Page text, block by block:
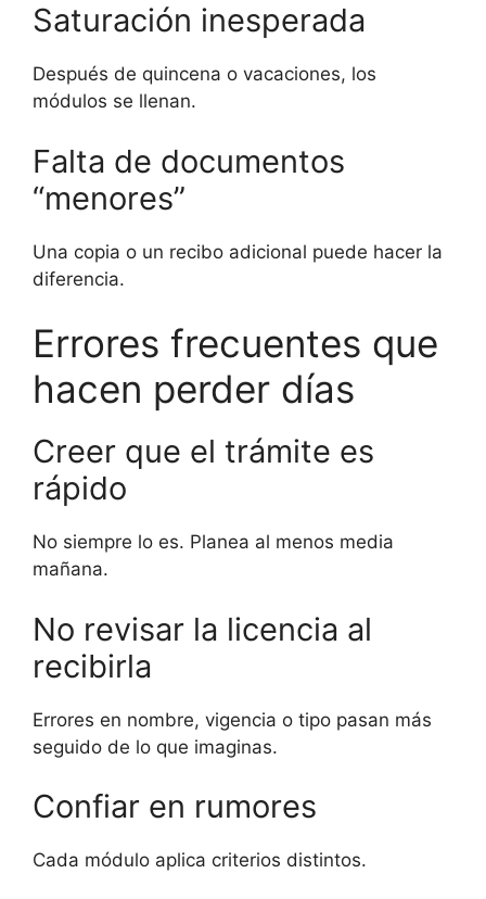
Saturación inesperada
Después de quincena o vacaciones, los
módulos se llenan.
Falta de documentos
“menores”
Una copia o un recibo adicional puede hacer la
diferencia.
Errores frecuentes que
hacen perder días
Creer que el trámite es
rápido
No siempre lo es. Planea al menos media
mañana.
No revisar la licencia al
recibirla
Errores en nombre, vigencia o tipo pasan más
seguido de lo que imaginas.
Confiar en rumores
Cada módulo aplica criterios distintos.